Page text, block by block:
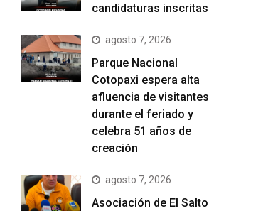
candidaturas inscritas
agosto 7, 2026
Parque Nacional
Cotopaxi espera alta
afluencia de visitantes
durante el feriado y
celebra 51 años de
creación
agosto 7, 2026
Asociación de El Salto